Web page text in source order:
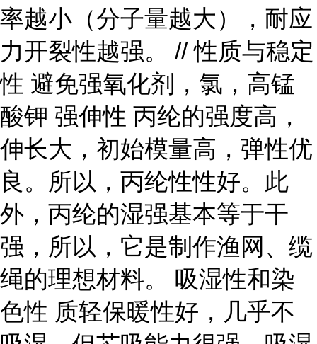
率越小（分子量越大），耐应
力开裂性越强。 // 性质与稳定
性 避免强氧化剂，氯，高锰
酸钾 强伸性 丙纶的强度高，
伸长大，初始模量高，弹性优
良。所以，丙纶性性好。此
外，丙纶的湿强基本等于干
强，所以，它是制作渔网、缆
绳的理想材料。 吸湿性和染
色性 质轻保暖性好，几乎不